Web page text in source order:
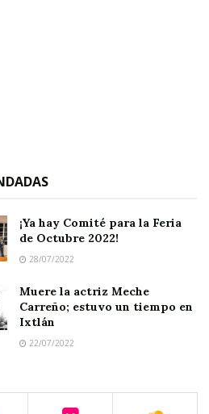
bomba de tiempo;
lo destruimos.
y… sólo son testigos.
gobernantes,
¡Ya hay Comité para la Feria
de Octubre 2022!
28/07/2022
Muere la actriz Meche
Carreño; estuvo un tiempo en
Ixtlán
22/07/2022